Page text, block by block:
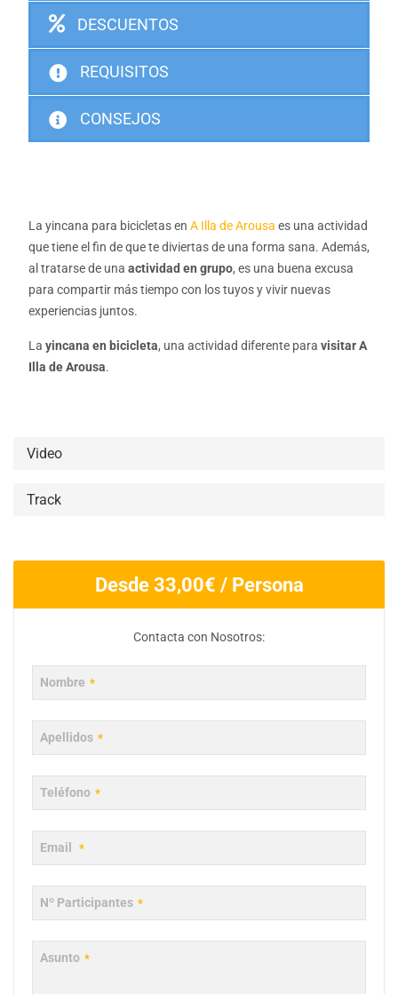
DESCUENTOS
REQUISITOS
CONSEJOS
La yincana para bicicletas en A Illa de Arousa es una actividad
que tiene el fin de que te diviertas de una forma sana. Además,
al tratarse de una actividad en grupo, es una buena excusa
para compartir más tiempo con los tuyos y vivir nuevas
experiencias juntos.
La yincana en bicicleta, una actividad diferente para visitar A
Illa de Arousa.
Video
Track
Desde33,00€ / Persona
Contacta con Nosotros:
Nombre *
Apellidos *
Teléfono *
Email *
Nº Participantes *
Asunto *